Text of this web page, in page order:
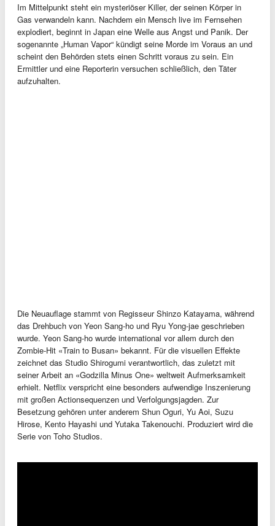
Im Mittelpunkt steht ein mysteriöser Killer, der seinen Körper in
Gas verwandeln kann. Nachdem ein Mensch live im Fernsehen
explodiert, beginnt in Japan eine Welle aus Angst und Panik. Der
sogenannte „Human Vapor“ kündigt seine Morde im Voraus an und
scheint den Behörden stets einen Schritt voraus zu sein. Ein
Ermittler und eine Reporterin versuchen schließlich, den Täter
aufzuhalten.
Die Neuauflage stammt von Regisseur Shinzo Katayama, während
das Drehbuch von Yeon Sang-ho und Ryu Yong-jae geschrieben
wurde. Yeon Sang-ho wurde international vor allem durch den
Zombie-Hit «Train to Busan» bekannt. Für die visuellen Effekte
zeichnet das Studio Shirogumi verantwortlich, das zuletzt mit
seiner Arbeit an «Godzilla Minus One» weltweit Aufmerksamkeit
erhielt. Netflix verspricht eine besonders aufwendige Inszenierung
mit großen Actionsequenzen und Verfolgungsjagden. Zur
Besetzung gehören unter anderem Shun Oguri, Yu Aoi, Suzu
Hirose, Kento Hayashi und Yutaka Takenouchi. Produziert wird die
Serie von Toho Studios.